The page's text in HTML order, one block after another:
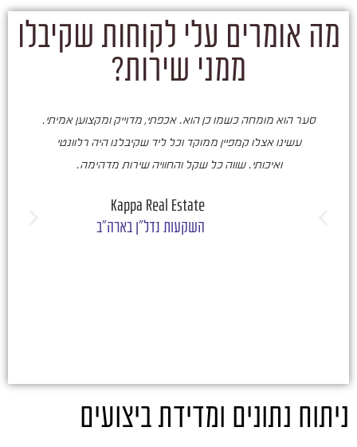
מה אומרים עלי לקוחות שקיבלו
ממני שירות?
סער הוא מומחה כשמו כן הוא. אכפתי, מדוייק ומקצוען אמיתי.
עשינו אצלו קמפיין ממוקד וכל ליד שקיבלנו היה רלוונטי
ואיכותי. שווה כל שקל והחוויה שירות מדהימה.
Kappa Real Estate
השקעות נדל"ן בארה"ב
ניתוח נתונים ומדידת ביצועים